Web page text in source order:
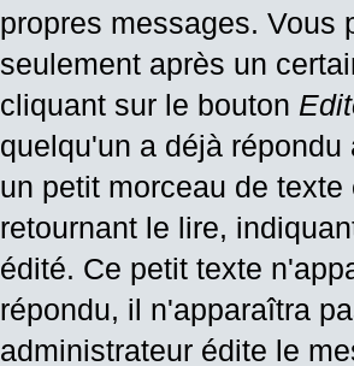
propres messages. Vous
seulement après un
cliquant sur le bouton
quelqu'un a déjà
un petit morceau de
retournant le lire,
édité. Ce petit texte
répondu, il n'apparaîtra
administrateur édite le